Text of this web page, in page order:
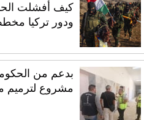
كيف أفشلت
ودور تركيا
بدعم من
مشروع لترميم